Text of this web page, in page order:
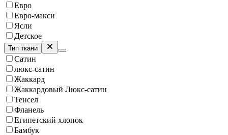
Евро
Евро-макси
Ясли
Детское
Тип ткани
Сатин
люкс-сатин
Жаккард
Жаккардовый Люкс-сатин
Тенсел
Фланель
Египетский хлопок
Бамбук